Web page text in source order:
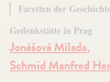
Facetten der
Gedenkstätte in Prag
Jonášová Milada,
Schmid Manfred